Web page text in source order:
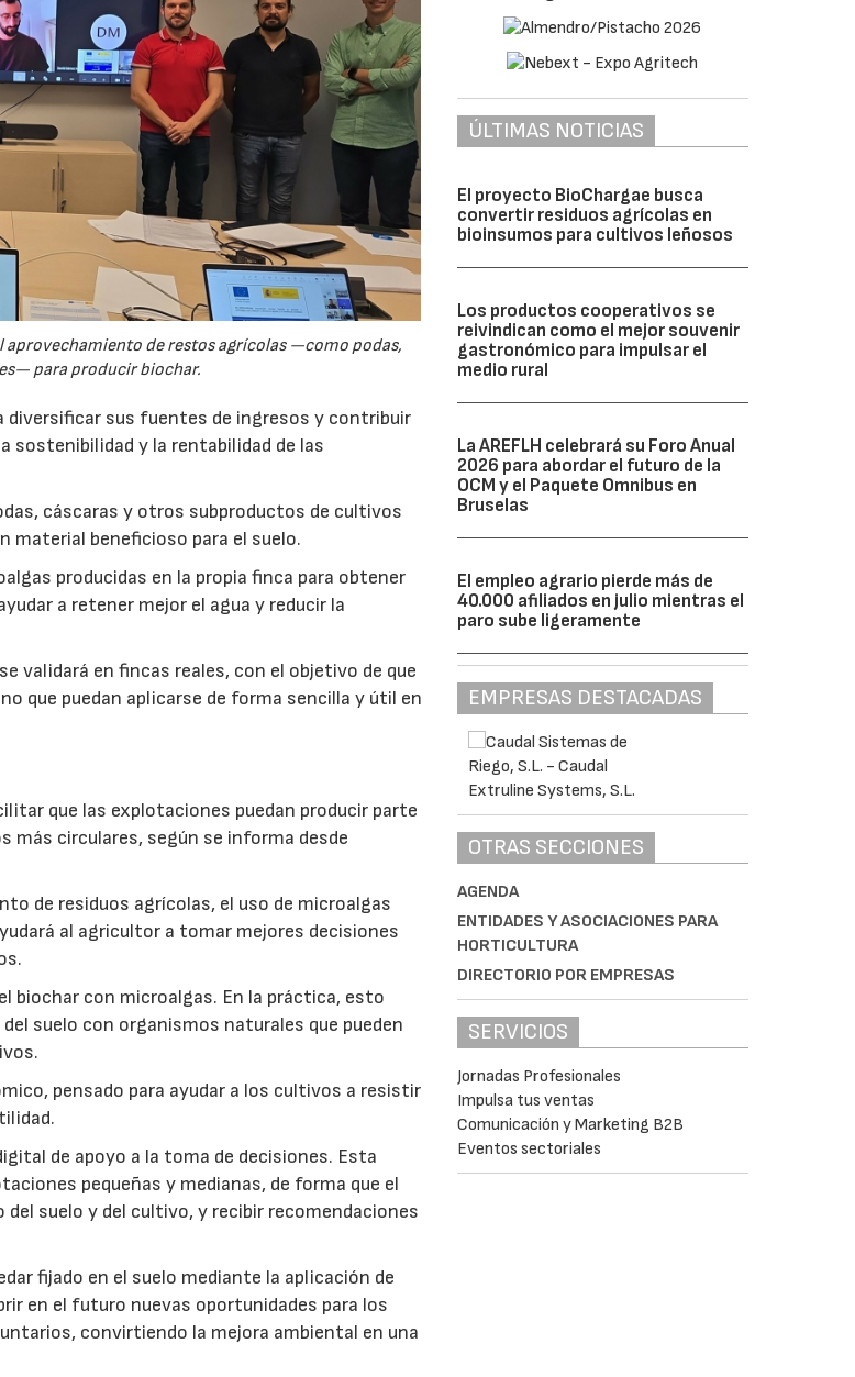
de restos agrícolas —como podas,
para producir biochar.
sus fuentes de ingresos y contribuir
sostenibilidad y la rentabilidad de las
cáscaras y otros subproductos de cultivos
material beneficioso para el suelo.
producidas en la propia finca para obtener
a retener mejor el agua y reducir la
validará en fincas reales, con el objetivo de que
que puedan aplicarse de forma sencilla y útil en
que las explotaciones puedan producir parte
más circulares, según se informa desde
de residuos agrícolas, el uso de microalgas
al agricultor a tomar mejores decisiones
biochar con microalgas. En la práctica, esto
suelo con organismos naturales que pueden
pensado para ayudar a los cultivos a resistir
de apoyo a la toma de decisiones. Esta
pequeñas y medianas, de forma que el
suelo y del cultivo, y recibir recomendaciones
fijado en el suelo mediante la aplicación de
en el futuro nuevas oportunidades para los
convirtiendo la mejora ambiental en una
ÚLTIMAS NOTICIAS
El proyecto BioChargae busca
convertir residuos agrícolas en
bioinsumos para cultivos leñosos
Los productos cooperativos se
reivindican como el mejor souvenir
gastronómico para impulsar el
medio rural
La AREFLH celebrará su Foro Anual
2026 para abordar el futuro de la
OCM y el Paquete Omnibus en
Bruselas
El empleo agrario pierde más de
40.000 afiliados en julio mientras el
paro sube ligeramente
EMPRESAS DESTACADAS
OTRAS SECCIONES
AGENDA
ENTIDADES Y ASOCIACIONES PARA
HORTICULTURA
DIRECTORIO POR EMPRESAS
SERVICIOS
Jornadas Profesionales
Impulsa tus ventas
Comunicación y Marketing B2B
Eventos sectoriales